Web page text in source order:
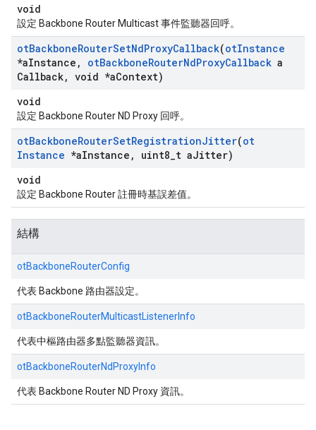
void
設定 Backbone Router Multicast 事件監聽器回呼。
otBackboneRouterSetNdProxyCallback(otInstance
*aInstance , otBackboneRouterNdProxyCallback a
Callback, void *aContext)
void
設定 Backbone Router ND Proxy 回呼。
otBackboneRouterSetRegistrationJitter(ot
Instance *aInstance , uint8 t aJitter)
void
設定 Backbone Router 註冊時基誤差值。
結構
otBackboneRouterConfig
代表 Backbone 路由器設定。
otBackboneRouterMulticastListenerInfo
代表中樞路由器多點監聽器資訊。
otBackboneRouterNdProxyInfo
代表 Backbone Router ND Proxy 資訊。